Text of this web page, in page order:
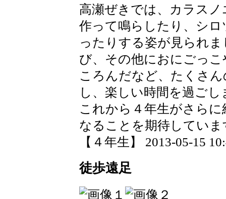
高瀬ぜきでは、カラス
作って鳴らしたり、シ
ったりする姿が見られ
び、その他におにごっ
ころんだなど、たくさ
し、楽しい時間を過ごし
これから４年生がさら
なることを期待していま
【４年生】 2013-05-15
徒歩遠足